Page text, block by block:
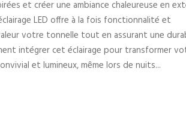
et créer une ambiance chaleureuse en
LED offre à la fois fonctionnalité et
votre tonnelle tout en assurant une
intégrer cet éclairage pour transformer
et lumineux, même lors de nuits...